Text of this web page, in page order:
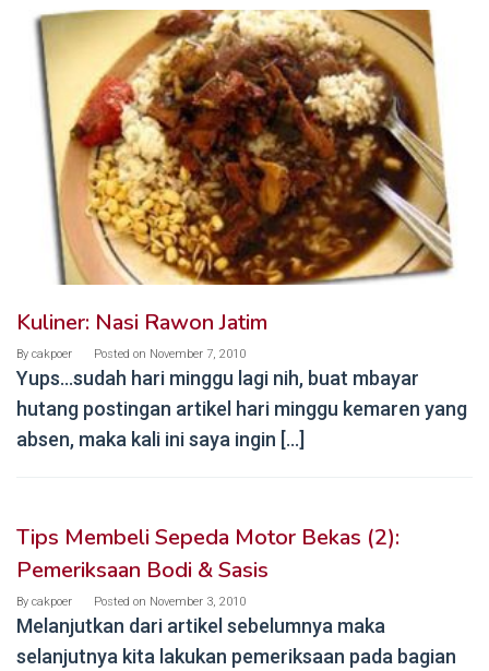
Kuliner: Nasi Rawon Jatim
By cakpoer Posted on November 7, 2010
Yups…sudah hari minggu lagi nih, buat mbayar
hutang postingan artikel hari minggu kemaren yang
absen, maka kali ini saya ingin […]
Tips Membeli Sepeda Motor Bekas (2):
Pemeriksaan Bodi & Sasis
By cakpoer Posted on November 3, 2010
Melanjutkan dari artikel sebelumnya maka
selanjutnya kita lakukan pemeriksaan pada bagian